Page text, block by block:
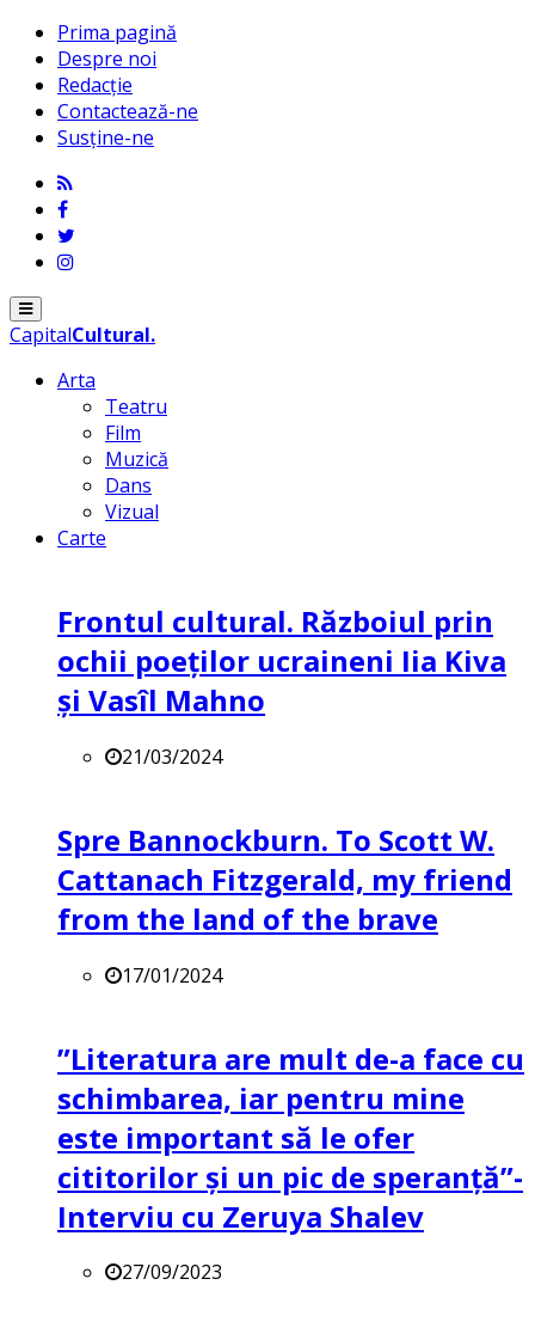
Prima pagină
Despre noi
Redacție
Contactează-ne
Susține-ne
Menu
CapitalCultural.
Arta
Teatru
Film
Muzică
Dans
Vizual
Carte
Frontul cultural. Războiul prin
ochii poeților ucraineni Iia Kiva
și Vasîl Mahno
21/03/2024
Spre Bannockburn. To Scott W.
Cattanach Fitzgerald, my friend
from the land of the brave
17/01/2024
”Literatura are mult de-a face cu
schimbarea, iar pentru mine
este important să le ofer
cititorilor și un pic de speranță”-
Interviu cu Zeruya Shalev
27/09/2023